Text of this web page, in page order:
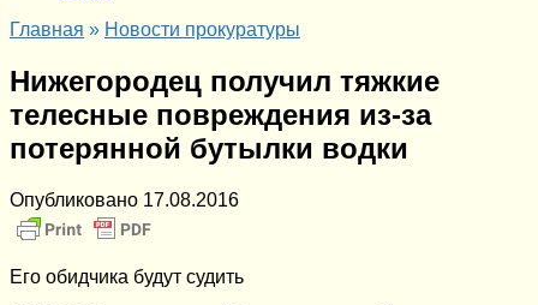
Главная » Новости прокуратуры
Нижегородец получил тяжкие
телесные повреждения из-за
потерянной бутылки водки
Опубликовано 17.08.2016
Его обидчика будут судить